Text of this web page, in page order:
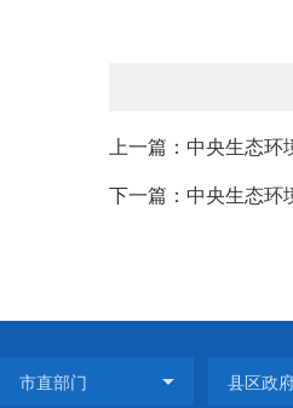
上一篇：中央生态
下一篇：中央生态环